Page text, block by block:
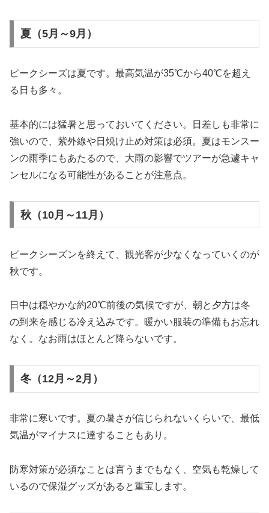
夏（5月～9月）
ピークシーズは夏です。最高気温が35℃から40℃を超え
る日も多々。
基本的には猛暑と思っておいてください。日差しも非常に
強いので、紫外線や日焼け止め対策は必須。夏はモンスー
ンの雨季にもあたるので、大雨の影響でツアーが急遽キャ
ンセルになる可能性があることが注意点。
秋（10月～11月）
ピークシーズンを終えて、観光客が少なくなっていくのが
秋です。
日中は穏やかな約20℃前後の気候ですが、朝と夕方は冬
の到来を感じる冷え込みです。暖かい服装の準備もお忘れ
なく。なお雨はほとんど降らないです。
冬（12月～2月）
非常に寒いです。夏の暑さが信じられないくらいで、最低
気温がマイナスに達することもあり。
防寒対策が必須なことは言うまでもなく、空気も乾燥して
いるので保湿グッズがあると重宝します。